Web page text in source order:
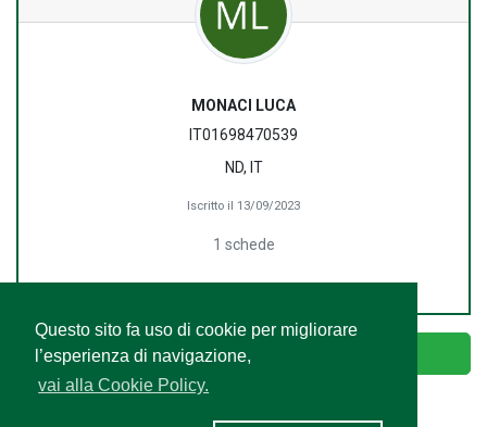
Questo sito fa uso di cookie per migliorare
l’esperienza di navigazione,
vai alla Cookie Policy.
MONACI LUCA
IT01698470539
ND, IT
Iscritto il 13/09/2023
1 schede
Accedi